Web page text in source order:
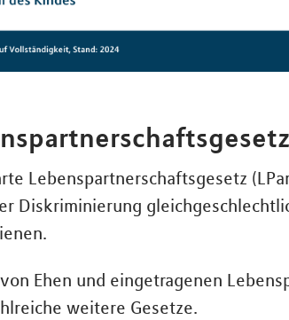
Lebenspartnerschaftsgesetz
Diskriminierung
Ehen und eingetragenen
weitere Gesetze.